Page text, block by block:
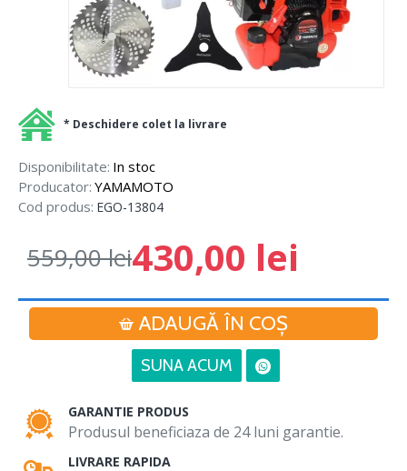
Disponibilitate: In stoc
Producator: YAMAMOTO
Cod produs: EGO-13804
430,00 lei
559,00 lei
ADAUGĂ ÎN COŞ
SUNA ACUM
* Deschidere colet la livrare
GARANTIE PRODUS
Produsul beneficiaza de 24 luni garantie.
LIVRARE RAPIDA